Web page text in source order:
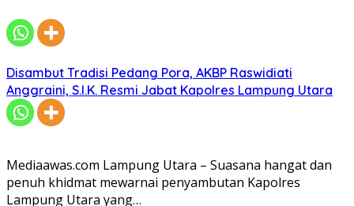
Disambut Tradisi Pedang Pora, AKBP Raswidiati
Anggraini, S.I.K. Resmi Jabat Kapolres Lampung Utara
Mediaawas.com Lampung Utara – Suasana hangat dan
penuh khidmat mewarnai penyambutan Kapolres
Lampung Utara yang…